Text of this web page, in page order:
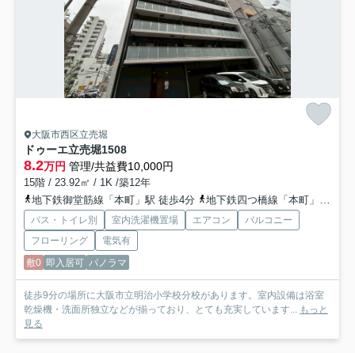
大阪市西区立売堀
ドゥーエ立売堀1508
8.2万円 管理/共益費10,000円
15階 / 23.92㎡ / 1K /築12年
地下鉄御堂筋線「本町」駅 徒歩4分
地下鉄四つ橋線「本町」駅 徒歩4分
バス・トイレ別 室内洗濯機置場 エアコン
バルコニー
フローリング
電気有
敷0 即入居可 パノラマ
徒歩9分の場所に大阪市立明治小学校分校があります。室内設備は浴室
乾燥機・洗面所独立などが揃っており、とても充実しています... もっと
見る